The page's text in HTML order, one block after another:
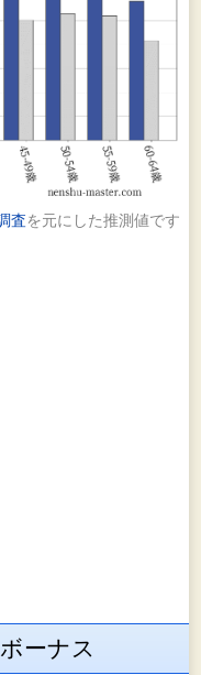
査を元にした推測値です
ーナス